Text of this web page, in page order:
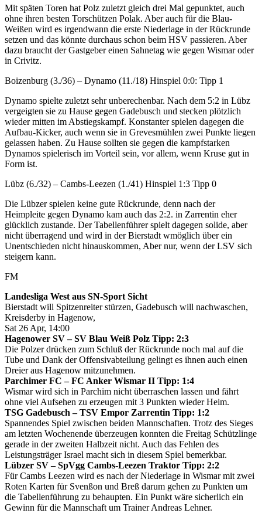
Mit späten Toren hat Polz zuletzt gleich drei Mal gepunktet, auch
ohne ihren besten Torschützen Polak. Aber auch für die Blau-
Weißen wird es irgendwann die erste Niederlage in der Rückrunde
setzen und das könnte durchaus schon beim HSV passieren. Aber
dazu braucht der Gastgeber einen Sahnetag wie gegen Wismar oder
in Crivitz.
Boizenburg (3./36) – Dynamo (11./18) Hinspiel 0:0: Tipp 1
Dynamo spielte zuletzt sehr unberechenbar. Nach dem 5:2 in Lübz
vergeigten sie zu Hause gegen Gadebusch und stecken plötzlich
wieder mitten im Abstiegskampf. Konstanter spielen dagegen die
Aufbau-Kicker, auch wenn sie in Grevesmühlen zwei Punkte liegen
gelassen haben. Zu Hause sollten sie gegen die kampfstarken
Dynamos spielerisch im Vorteil sein, vor allem, wenn Kruse gut in
Form ist.
Lübz (6./32) – Cambs-Leezen (1./41) Hinspiel 1:3 Tipp 0
Die Lübzer spielen keine gute Rückrunde, denn nach der
Heimpleite gegen Dynamo kam auch das 2:2. in Zarrentin eher
glücklich zustande. Der Tabellenführer spielt dagegen solide, aber
nicht überragend und wird in der Bierstadt wmöglich über ein
Unentschieden nicht hinauskommen, Aber nur, wenn der LSV sich
steigern kann.
FM
Landesliga West aus SN-Sport Sicht
Bierstadt will Spitzenreiter stürzen, Gadebusch will nachwaschen,
Kreisderby in Hagenow,
Sat 26 Apr, 14:00
Hagenower SV – SV Blau Weiß Polz Tipp: 2:3
Die Polzer drücken zum Schluß der Rückrunde noch mal auf die
Tube und Dank der Offensivabteilung gelingt es ihnen auch einen
Dreier aus Hagenow mitzunehmen.
Parchimer FC – FC Anker Wismar II Tipp: 1:4
Wismar wird sich in Parchim nicht überraschen lassen und fährt
ohne viel Aufsehen zu erzeugen mit 3 Punkten wieder Heim.
TSG Gadebusch – TSV Empor Zarrentin Tipp: 1:2
Spannendes Spiel zwischen beiden Mannschaften. Trotz des Sieges
am letzten Wochenende überzeugen konnten die Freitag Schützlinge
gerade in der zweiten Halbzeit nicht. Auch das Fehlen des
Leistungsträger Israel macht sich in diesem Spiel bemerkbar.
Lübzer SV – SpVgg Cambs-Leezen Traktor Tipp: 2:2
Für Cambs Leezen wird es nach der Niederlage in Wismar mit zwei
Roten Karten für Svenßon und Breß darum gehen zu Punkten um
die Tabellenführung zu behaupten. Ein Punkt wäre sicherlich ein
Gewinn für die Mannschaft um Trainer Andreas Lehner.